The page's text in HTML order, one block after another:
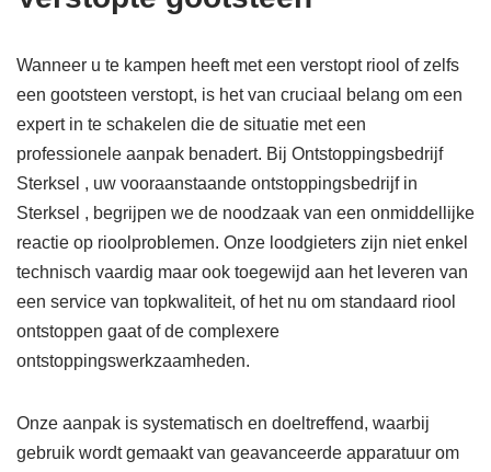
Wanneer u te kampen heeft met een verstopt riool of zelfs
een gootsteen verstopt, is het van cruciaal belang om een
expert in te schakelen die de situatie met een
professionele aanpak benadert. Bij Ontstoppingsbedrijf
Sterksel , uw vooraanstaande ontstoppingsbedrijf in
Sterksel , begrijpen we de noodzaak van een onmiddellijke
reactie op rioolproblemen. Onze loodgieters zijn niet enkel
technisch vaardig maar ook toegewijd aan het leveren van
een service van topkwaliteit, of het nu om standaard riool
ontstoppen gaat of de complexere
ontstoppingswerkzaamheden.
Onze aanpak is systematisch en doeltreffend, waarbij
gebruik wordt gemaakt van geavanceerde apparatuur om